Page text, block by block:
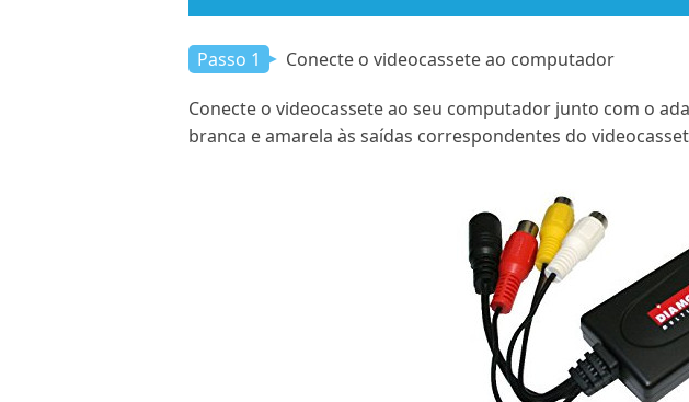
Passo 1 Conecte o videocassete ao computador
Conecte o videocassete ao seu computador junto com o
branca e amarela às saídas correspondentes do